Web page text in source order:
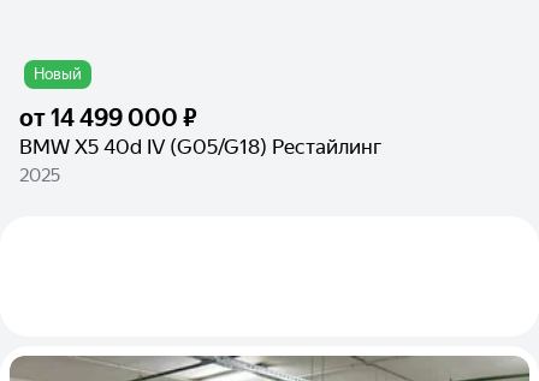
Новый
от14 499 000 ₽
BMW X5 40d IV (G05/G18) Рестайлинг
2025